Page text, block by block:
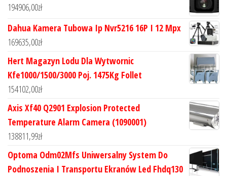
194906,00zł
Dahua Kamera Tubowa Ip Nvr5216 16P I 12 Mpx
169635,00zł
Hert Magazyn Lodu Dla Wytwornic
Kfe1000/1500/3000 Poj. 1475Kg Follet
154102,00zł
Axis Xf40 Q2901 Explosion Protected
Temperature Alarm Camera (1090001)
138811,99zł
Optoma Odm02Mfs Uniwersalny System Do
Podnoszenia I Transportu Ekranów Led Fhdq130